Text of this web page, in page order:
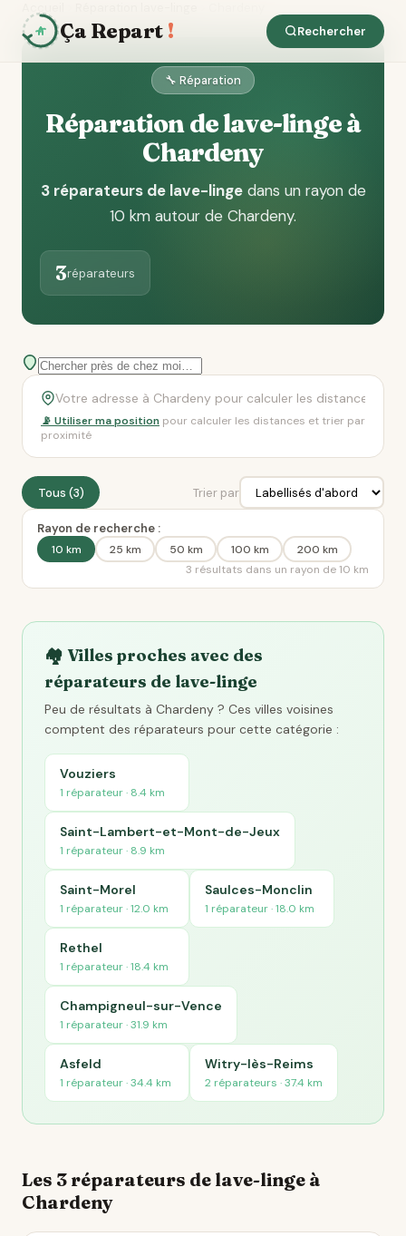
Ça Repart ! Rechercher
🔧 Réparation
Réparation de lave-linge à
Chardeny
3 réparateurs de lave-lingedans un rayon de
10 km autour de Chardeny.
3réparateurs
📡 Utiliser ma position pour calculer les distances et trier par
proximité
Tous (3) Trier par
Rayon de recherche :
10 km 25 km 50 km 100 km
200 km
3 résultats dans un rayon de 10 km
🏘️ Villes proches avec des
réparateurs de lave-linge
Peu de résultats à Chardeny ? Ces villes voisines
comptent des réparateurs pour cette catégorie :
Vouziers
1 réparateur · 8.4 km
Saint-Lambert-et-Mont-de-Jeux
1 réparateur · 8.9 km
Saint-Morel
1 réparateur · 12.0 km
Saulces-Monclin
1 réparateur · 18.0 km
Rethel
1 réparateur · 18.4 km
Champigneul-sur-Vence
1 réparateur · 31.9 km
Asfeld
1 réparateur · 34.4 km
Witry-lès-Reims
2 réparateurs · 37.4 km
Les 3 réparateurs de lave-linge à
Chardeny